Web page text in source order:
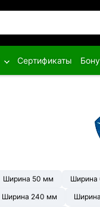
Сертификаты
Ширина 50 мм Ширина
Ширина 240 мм